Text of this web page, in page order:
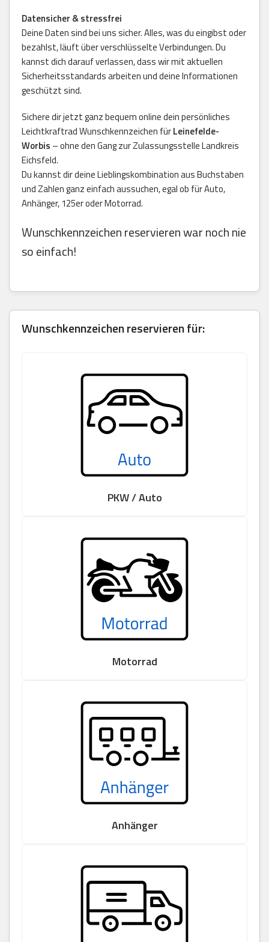
Datensicher & stressfrei
Deine Daten sind bei uns sicher. Alles, was du eingibst oder
bezahlst, läuft über verschlüsselte Verbindungen. Du
kannst dich darauf verlassen, dass wir mit aktuellen
Sicherheitsstandards arbeiten und deine Informationen
geschützt sind.
Sichere dir jetzt ganz bequem online dein persönliches
Leichtkraftrad Wunschkennzeichen fürLeinefelde-
Worbis – ohne den Gang zur Zulassungsstelle Landkreis
Eichsfeld.
Du kannst dir deine Lieblingskombination aus Buchstaben
und Zahlen ganz einfach aussuchen, egal ob für Auto,
Anhänger, 125er oder Motorrad.
Wunschkennzeichen reservieren war noch nie
so einfach!
Wunschkennzeichen reservieren für:
PKW / Auto
Motorrad
Anhänger